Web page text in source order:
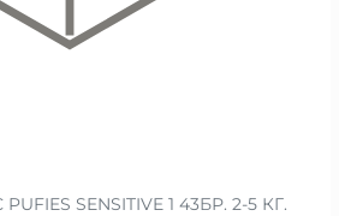
SENSITIVE 1 43БР. 2-5 КГ.